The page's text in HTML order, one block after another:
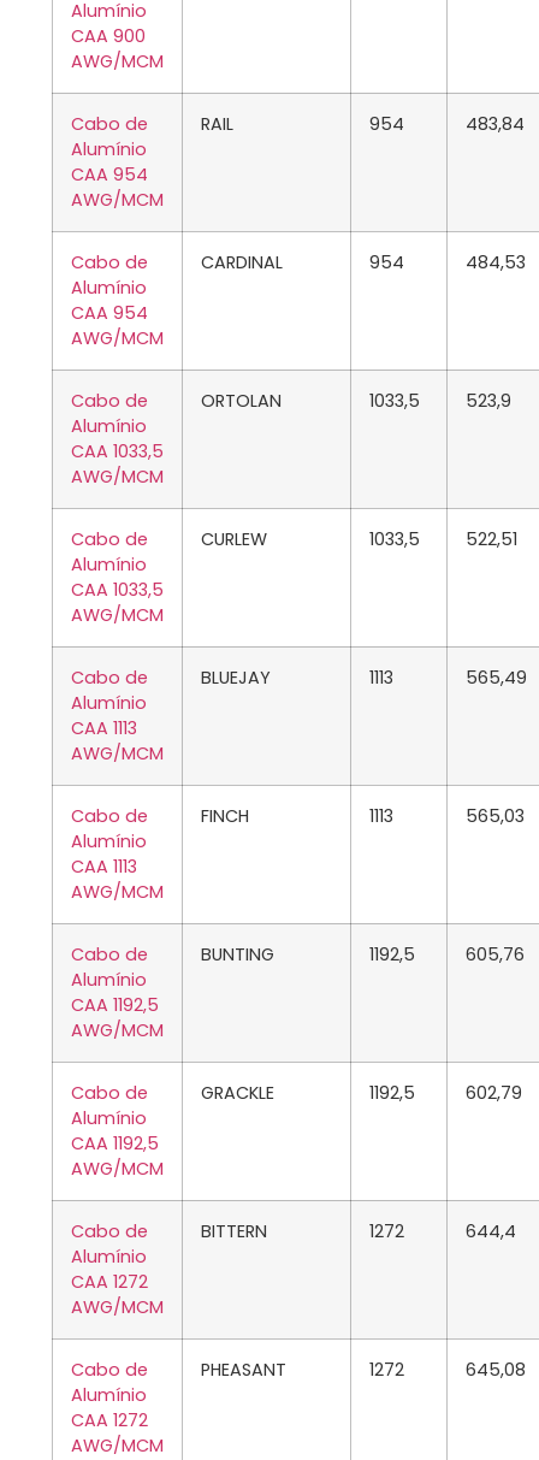
Alumínio
CAA 900
AWG/MCM
Cabo de
Alumínio
CAA 954
AWG/MCM
RAIL 954 483,84
Cabo de
Alumínio
CAA 954
AWG/MCM
CARDINAL 954 484,53
Cabo de
Alumínio
CAA 1033,5
AWG/MCM
ORTOLAN 1033,5 523,9
Cabo de
Alumínio
CAA 1033,5
AWG/MCM
CURLEW 1033,5 522,51
Cabo de
Alumínio
CAA 1113
AWG/MCM
BLUEJAY 1113 565,49
Cabo de
Alumínio
CAA 1113
AWG/MCM
FINCH 1113 565,03
Cabo de
Alumínio
CAA 1192,5
AWG/MCM
BUNTING 1192,5 605,76
Cabo de
Alumínio
CAA 1192,5
AWG/MCM
GRACKLE 1192,5 602,79
Cabo de
Alumínio
CAA 1272
AWG/MCM
BITTERN 1272 644,4
Cabo de
Alumínio
CAA 1272
AWG/MCM
PHEASANT 1272 645,08